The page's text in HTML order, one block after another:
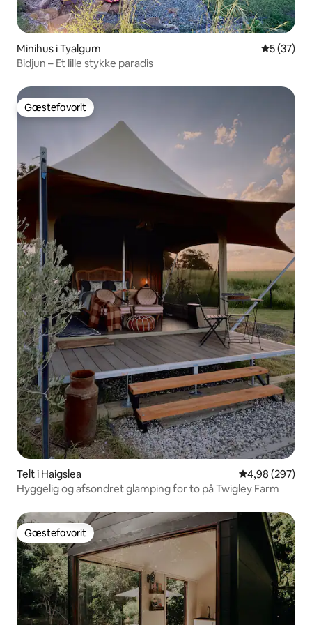
Minihus i Tyalgum 5 ud af 5 i
5 (37)
Bidjun – Et lille stykke paradis
Gæstefavorit
Gæstefavorit
Telt i Haigslea 4,98 ud af 5 i
4,98 (297)
Hyggelig og afsondret glamping for to på Twigley Farm
Gæstefavorit
Gæstefavorit